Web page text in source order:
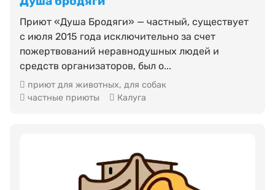
Приют «Душа Бродяги» — частный, существует
с июля 2015 года исключительно за счет
пожертвований неравнодушных людей и
средств организаторов, был о...
приют для животных, для собак
частные приюты
Калуга